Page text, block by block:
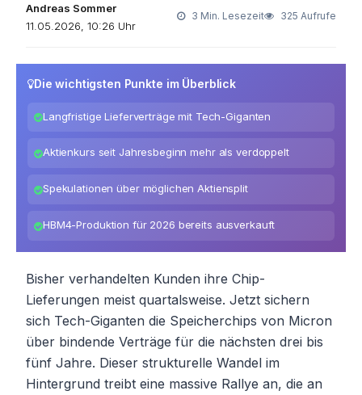
Andreas Sommer
11.05.2026, 10:26 Uhr
3 Min. Lesezeit 325 Aufrufe
Die wichtigsten Punkte im Überblick
Langfristige Lieferverträge mit Tech-Giganten
Aktienkurs seit Jahresbeginn mehr als verdoppelt
Spekulationen über möglichen Aktiensplit
HBM4-Produktion für 2026 bereits ausverkauft
Bisher verhandelten Kunden ihre Chip-
Lieferungen meist quartalsweise. Jetzt sichern
sich Tech-Giganten die Speicherchips von Micron
über bindende Verträge für die nächsten drei bis
fünf Jahre. Dieser strukturelle Wandel im
Hintergrund treibt eine massive Rallye an, die an